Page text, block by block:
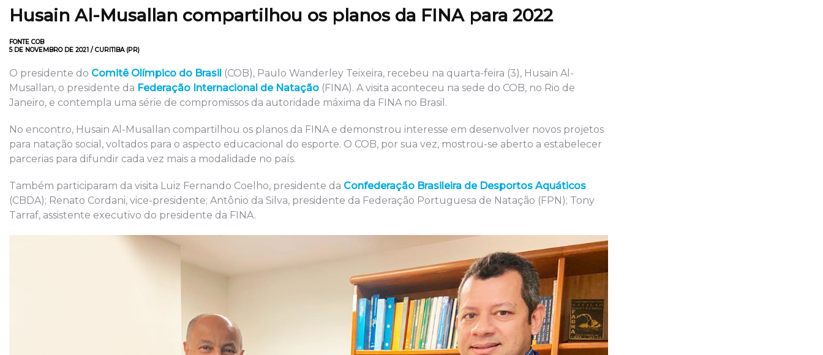
Husain Al-Musallan compartilhou os planos da FINA para 2022
FONTE COB
5 DE NOVEMBRO DE 2021 / CURITIBA (PR)
O presidente do Comitê Olímpico do Brasil (COB), Paulo Wanderley Teixeira, recebeu na quarta-feira (3), Husain Al-
Musallan, o presidente da Federação Internacional de Natação (FINA). A visita aconteceu na sede do COB, no Rio de
Janeiro, e contempla uma série de compromissos da autoridade máxima da FINA no Brasil.
No encontro, Husain Al-Musallan compartilhou os planos da FINA e demonstrou interesse em desenvolver novos projetos
para natação social, voltados para o aspecto educacional do esporte. O COB, por sua vez, mostrou-se aberto a estabelecer
parcerias para difundir cada vez mais a modalidade no país.
Também participaram da visita Luiz Fernando Coelho, presidente da Confederação Brasileira de Desportos Aquáticos
(CBDA); Renato Cordani, vice-presidente; Antônio da Silva, presidente da Federação Portuguesa de Natação (FPN); Tony
Tarraf, assistente executivo do presidente da FINA.